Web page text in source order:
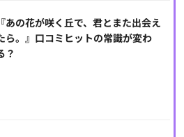
『あの花が咲く丘で、君とまた出会え
ら。』口コミヒットの常識が変わ
？